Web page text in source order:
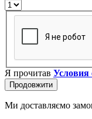
Я прочитав Условия
Продовжити
Ми доставляємо